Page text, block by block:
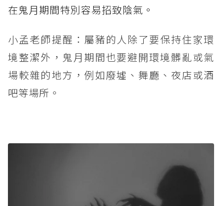
在鬼月期間特別容易招致陰氣。
小孟老師提醒：屬豬的人除了要保持住家環
境整潔外，鬼月期間也要避開環境髒亂或氣
場較雜的地方，例如廢墟、舞廳、夜店或酒
吧等場所。